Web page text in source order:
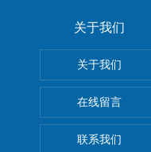
关于我们
关于我们
在线留言
联系我们